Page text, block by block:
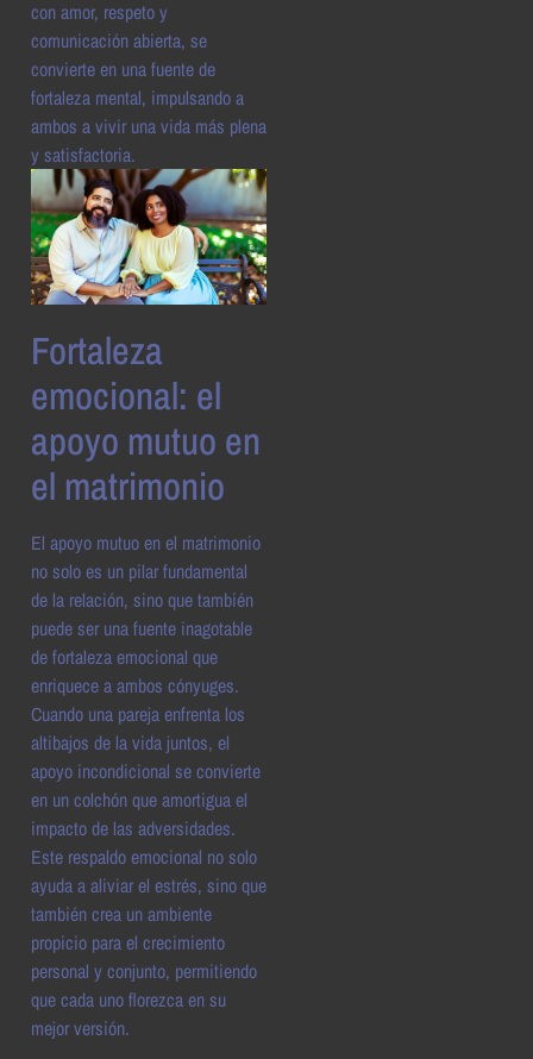
con amor, respeto y
comunicación abierta, se
convierte en una fuente de
fortaleza mental, impulsando a
ambos a vivir una vida más plena
y satisfactoria.
Fortaleza
emocional: el
apoyo mutuo en
el matrimonio
El apoyo mutuo en el matrimonio
no solo es un pilar fundamental
de la relación, sino que también
puede ser una fuente inagotable
de fortaleza emocional que
enriquece a ambos cónyuges.
Cuando una pareja enfrenta los
altibajos de la vida juntos, el
apoyo incondicional se convierte
en un colchón que amortigua el
impacto de las adversidades.
Este respaldo emocional no solo
ayuda a aliviar el estrés, sino que
también crea un ambiente
propicio para el crecimiento
personal y conjunto, permitiendo
que cada uno florezca en su
mejor versión.